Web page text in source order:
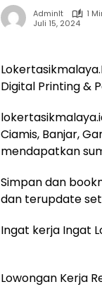
Adminlt
1
Juli 15, 2024
Digital Printing &
Ciamis, Banjar,
mendapatkan
Simpan dan
dan terupdate
Ingat kerja Ingat
Lowongan Kerja